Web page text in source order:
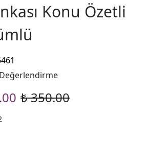
Konu Özetli
₺ 350.00